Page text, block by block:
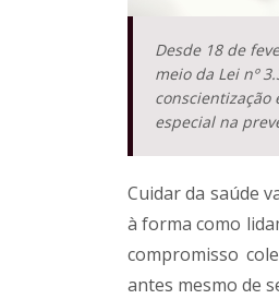
Desde 18 de
meio da Lei nº
conscientização
especial na
Cuidar da saúde
à forma como
compromisso
antes mesmo de